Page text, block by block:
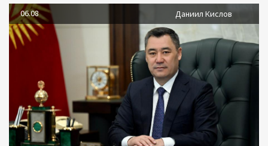
06.08 Даниил Кислов